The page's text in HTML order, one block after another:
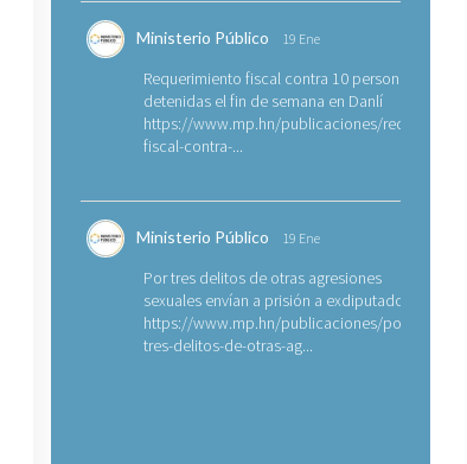
Ministerio Público 19 Ene
Requerimiento fiscal contra 10 personas
detenidas el fin de semana en Danlí
https://www.mp.hn/publicaciones/
fiscal-contra-...
Ministerio Público 19 Ene
Por tres delitos de otras agresiones
sexuales envían a prisión a exdiputado
https://www.mp.hn/publicaciones/por-
tres-delitos-de-otras-ag...